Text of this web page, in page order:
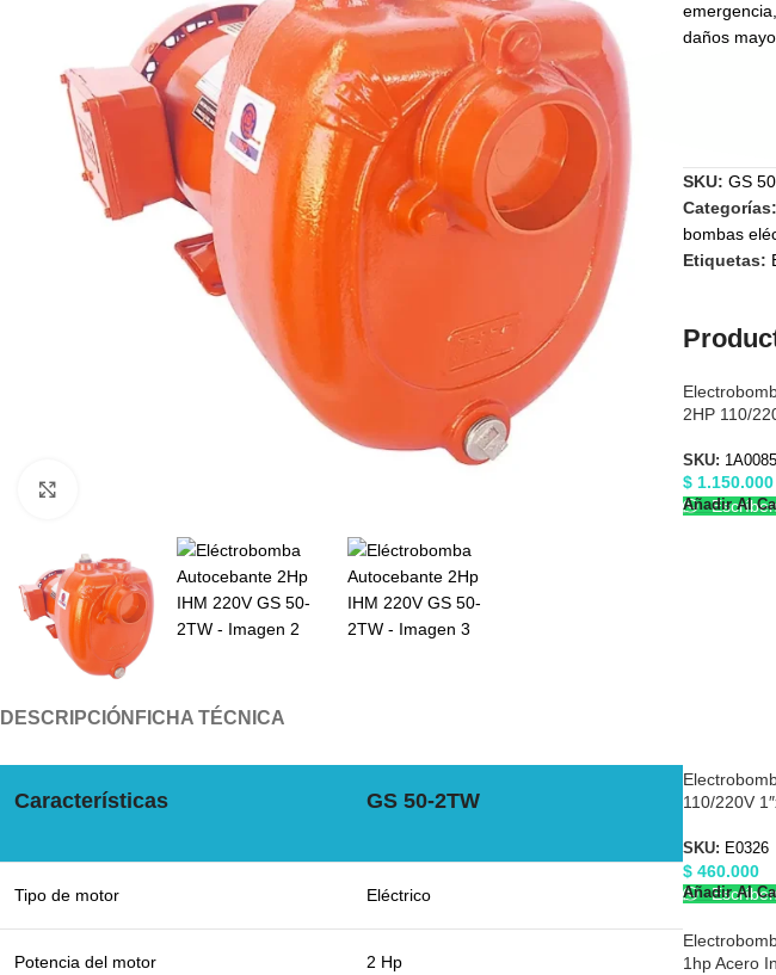
DESCRIPCIÓN FICHA TÉCNICA
Características GS 50-2TW
Tipo de motor Eléctrico
Potencia del motor 2 Hp
daños
SKU:GS
Categorías:
bombas
Etiquetas:
2HP 110/
SKU: 1A0085
$ 1.150.000
Añadir Al
110/220V
SKU: E0326
$ 460.000
Añadir Al
1hp Acero